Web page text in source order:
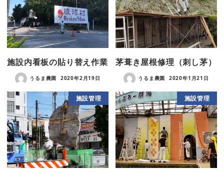
施設内看板の貼り替え作業
うるま農園 2020年2月19日
茅葺き屋根修理（刺し茅）
うるま農園 2020年1月21日
施設管理 施設管理